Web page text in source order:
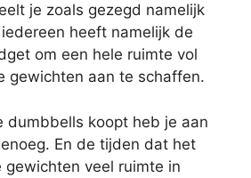
je zoals gezegd namelijk
heeft namelijk de
om een hele ruimte vol
gewichten aan te schaffen.
dumbbells koopt heb je aan
En de tijden dat het
gewichten veel ruimte in